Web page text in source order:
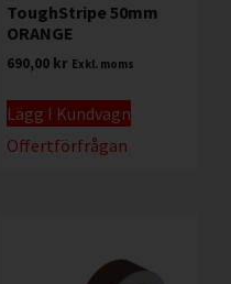
ToughStripe 50mm
ORANGE
690,00 kr Exkl. moms
Lägg I Kundvagn
Offertförfrågan